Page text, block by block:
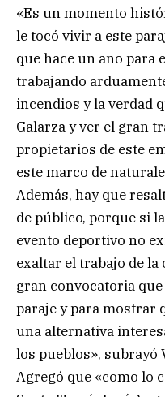
«Es un momento
le tocó vivir a este
que hace un año para
trabajando
incendios y la verdad
Galarza y ver el gran
propietarios de este
este marco de
Además, hay que
de público, porque si
evento deportivo no
exaltar el trabajo de
gran convocatoria
paraje y para mostrar
una alternativa
los pueblos», subrayó
Agregó que «como lo